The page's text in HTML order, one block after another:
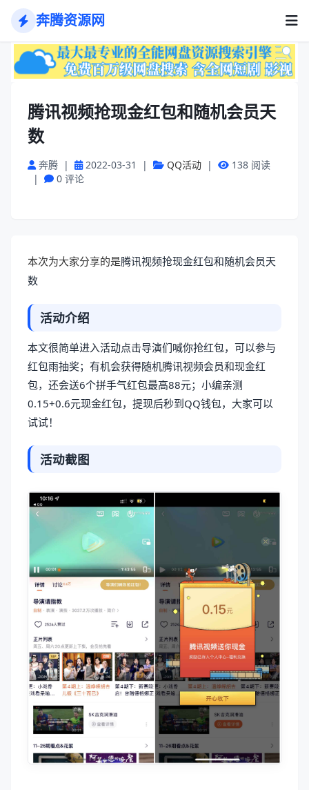
奔腾资源网
腾讯视频抢现金红包和随机会员天
数
奔腾 | 2022-03-31 | QQ活动 |
138 阅读
|
0 评论
本次为大家分享的是腾讯视频抢现金红包和随机会员天
数
活动介绍
本文很简单进入活动点击导演们喊你抢红包，可以参与
红包雨抽奖；有机会获得随机腾讯视频会员和现金红
包，还会送6个拼手气红包最高88元；小编亲测
0.15+0.6元现金红包，提现后秒到QQ钱包，大家可以
试试！
活动截图